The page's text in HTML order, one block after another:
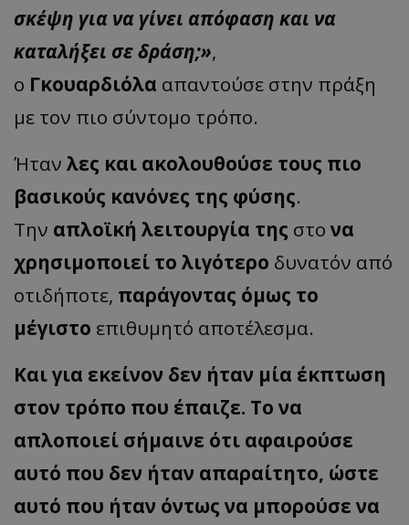
σκέψη για να γίνει απόφαση και να
καταλήξει σε δράση;»,
ο Γκουαρδιόλα απαντούσε στην πράξη
με τον πιο σύντομο τρόπο.
Ήταν λες και ακολουθούσε τους πιο
βασικούς κανόνες της φύσης.
Την απλοϊκή λειτουργία της στονα
χρησιμοποιεί το λιγότερο δυνατόν από
οτιδήποτε, παράγοντας όμως το
μέγιστο επιθυμητό αποτέλεσμα.
Και για εκείνον δεν ήταν μία έκπτωση
στον τρόπο που έπαιζε. Το να
απλοποιεί σήμαινε ότι αφαιρούσε
αυτό που δεν ήταν απαραίτητο, ώστε
αυτό που ήταν όντως να μπορούσε να